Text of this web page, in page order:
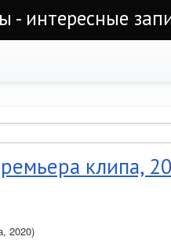
- интересные
клипа,
2020)